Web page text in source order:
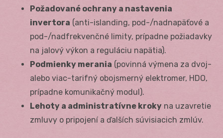
Požadované ochrany a nastavenia
invertora (anti-islanding, pod-/nadnapäťové a
pod-/nadfrekvenčné limity, prípadne požiadavky
na jalový výkon a reguláciu napätia).
Podmienky merania (povinná výmena za dvoj-
alebo viac-tarifný obojsmerný elektromer, HDO,
prípadne komunikačný modul).
Lehoty a administratívne kroky na uzavretie
zmluvy o pripojení a ďalších súvisiacich zmlúv.